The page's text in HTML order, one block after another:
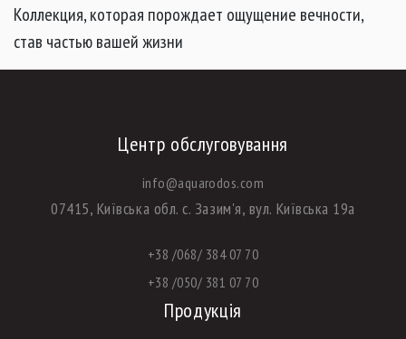
Коллекция, которая порождает ощущение вечности,
став частью вашей жизни
Центр обслуговування
info@aquarodos.com
07415, Київська обл. с. Зазим'я, вул. Київська 19а
+38 /068/ 384 07 70
+38 /050/ 381 07 70
Продукція